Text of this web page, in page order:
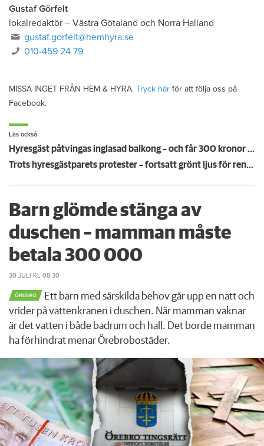
Gustaf Görfelt
lokalredaktör – Västra Götaland och Norra Halland
gustaf.gorfelt@hemhyra.se
010-459 24 79
MISSA INGET FRÅN HEM & HYRA. Tryck här för att följa oss på
Facebook.
Läs också
Hyresgäst påtvingas inglasad balkong – och får 300 kronor i hyreshöjning: "Det tycker jag är fel"
Trots hyresgästparets protester – fortsatt grönt ljus för renovering
Barn glömde stänga av
duschen – mamman måste
betala 300 000
30 JULI KL 08:30
ÖREBRO
Ett barn med särskilda behov går upp en natt och
vrider på vattenkranen i duschen. När mamman vaknar
är det vatten i både badrum och hall. Det borde mamman
ha förhindrat menar Örebrobostäder.